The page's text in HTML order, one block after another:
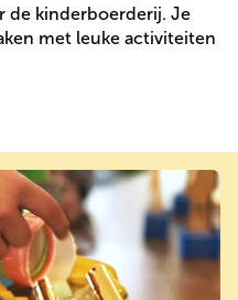
de kinderboerderij. Je
met leuke activiteiten